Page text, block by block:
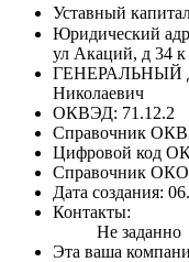
Уставный
Юридический
ул Акаций, д 34 к
ГЕНЕРАЛЬНЫЙ
Николаевич
ОКВЭД: 71.12.2
Справочник
Цифровой код
Справочник
Дата создания:
Контакты:
Не заданно
Эта ваша